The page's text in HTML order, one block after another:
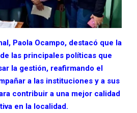
Paola Ocampo, destacó que la
las principales políticas que
la gestión, reafirmando el
a las instituciones y a sus
contribuir a una mejor calidad
en la localidad.